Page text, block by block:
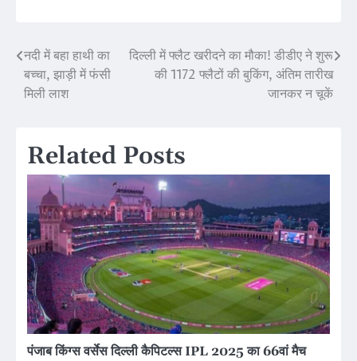
Post
navigation
नदी में बहा हाथी का
बच्चा, झाड़ी में फंसी
मिली लाश
दिल्ली में फ्लैट खरीदने का मौका! डीडीए ने शुरू
की 1172 फ्लैटों की बुकिंग, अंतिम तारीख
जानकर न चूकें
Related Posts
पंजाब किंग्स वर्सेस दिल्ली कैपिटल्स IPL 2025 का 66वां मैच